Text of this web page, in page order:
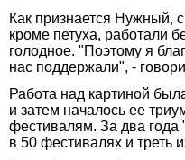
Как признается Нужный,
кроме петуха, работали
голодное. "Поэтому я
нас поддержали", -
Работа над картиной
и затем началось ее
фестивалям. За два года
в 50 фестивалях и треть